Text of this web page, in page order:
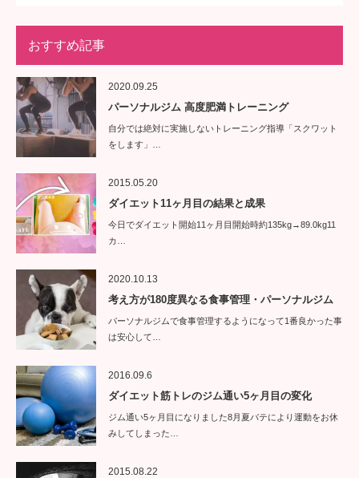
おすすめ記事
2020.09.25
パーソナルジム 高度肥満トレーニング
自分では絶対に実施しないトレーニング指導「スクワット
をします」…
2015.05.20
ダイエット11ヶ月目の結果と成果
今日でダイエット開始11ヶ月目開始時約135kg→89.0kg11
カ…
2020.10.13
考え方が180度異なる食事管理・パーソナルジム
パーソナルジムで食事管理するようになって1番良かった事
は安心して…
2016.09.6
ダイエット筋トレのジム通い5ヶ月目の変化
ジム通い5ヶ月目になりました8月夏バテにより運動をお休
みしてしまった…
2015.08.22